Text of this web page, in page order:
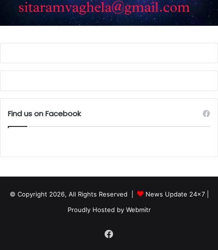
Find us on Facebook
© Copyright 2026, All Rights Reserved | News Update 24x7|
Proudly Hosted by Webmitr
Facebook